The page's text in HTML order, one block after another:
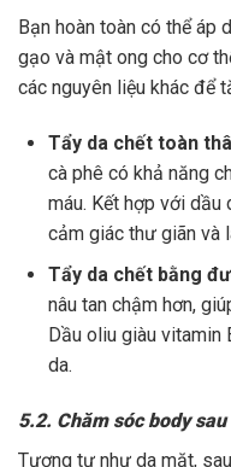
Bạn hoàn toàn có thể áp
gạo và mật ong cho cơ
các nguyên liệu khác để
Tẩy da chết toàn
cà phê có khả năng
máu. Kết hợp với dầu
cảm giác thư giãn và
Tẩy da chết bằng
nâu tan chậm hơn,
Dầu oliu giàu vitamin
da.
5.2. Chăm sóc body
Tương tự như da mặt,